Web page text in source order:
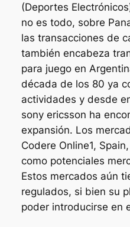
(Deportes
no es todo, sobre
las transacciones de
también encabeza
para juego en
década de los 80 ya
actividades y desde
sony ericsson ha
expansión. Los
Codere Online1,
como potenciales
Estos mercados aún
regulados, si bien su
poder introducirse en